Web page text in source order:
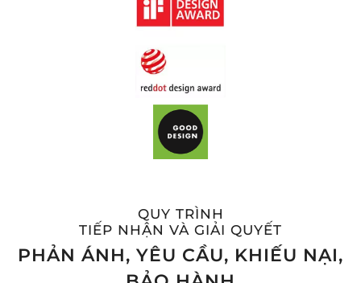
QUY TRÌNH
TIẾP NHẬN VÀ GIẢI QUYẾT
PHẢN ÁNH, YÊU CẦU, KHIẾU NẠI,